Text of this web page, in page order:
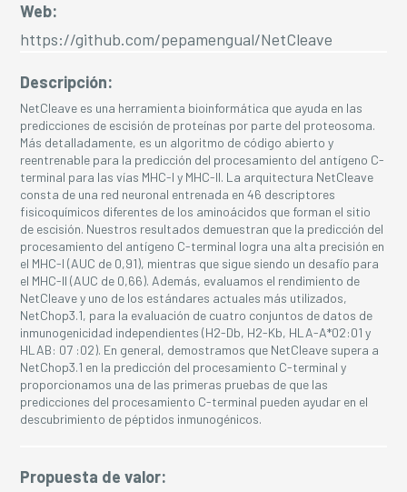
Web:
https://github.com/pepamengual/NetCleave
Descripción:
NetCleave es una herramienta bioinformática que ayuda en las
predicciones de escisión de proteínas por parte del proteosoma.
Más detalladamente, es un algoritmo de código abierto y
reentrenable para la predicción del procesamiento del antígeno C-
terminal para las vías MHC-I y MHC-II. La arquitectura NetCleave
consta de una red neuronal entrenada en 46 descriptores
fisicoquímicos diferentes de los aminoácidos que forman el sitio
de escisión. Nuestros resultados demuestran que la predicción del
procesamiento del antígeno C-terminal logra una alta precisión en
el MHC-I (AUC de 0,91), mientras que sigue siendo un desafío para
el MHC-II (AUC de 0,66). Además, evaluamos el rendimiento de
NetCleave y uno de los estándares actuales más utilizados,
NetChop3.1, para la evaluación de cuatro conjuntos de datos de
inmunogenicidad independientes (H2-Db, H2-Kb, HLA-A*02:01 y
HLAB: 07 :02). En general, demostramos que NetCleave supera a
NetChop3.1 en la predicción del procesamiento C-terminal y
proporcionamos una de las primeras pruebas de que las
predicciones del procesamiento C-terminal pueden ayudar en el
descubrimiento de péptidos inmunogénicos.
Propuesta de valor: